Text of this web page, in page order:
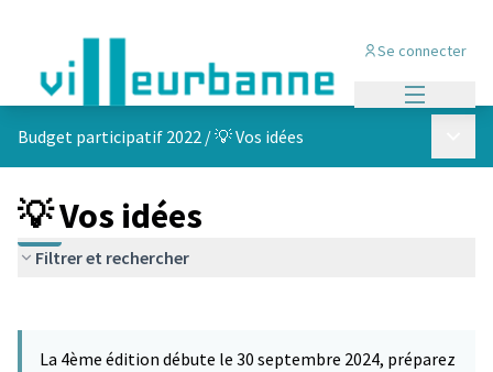
Se connecter
Budget participatif 2022 /💡 Vos idées
💡 Vos idées
Filtrer et rechercher
−
La 4ème édition débute le 30 septembre 2024, préparez